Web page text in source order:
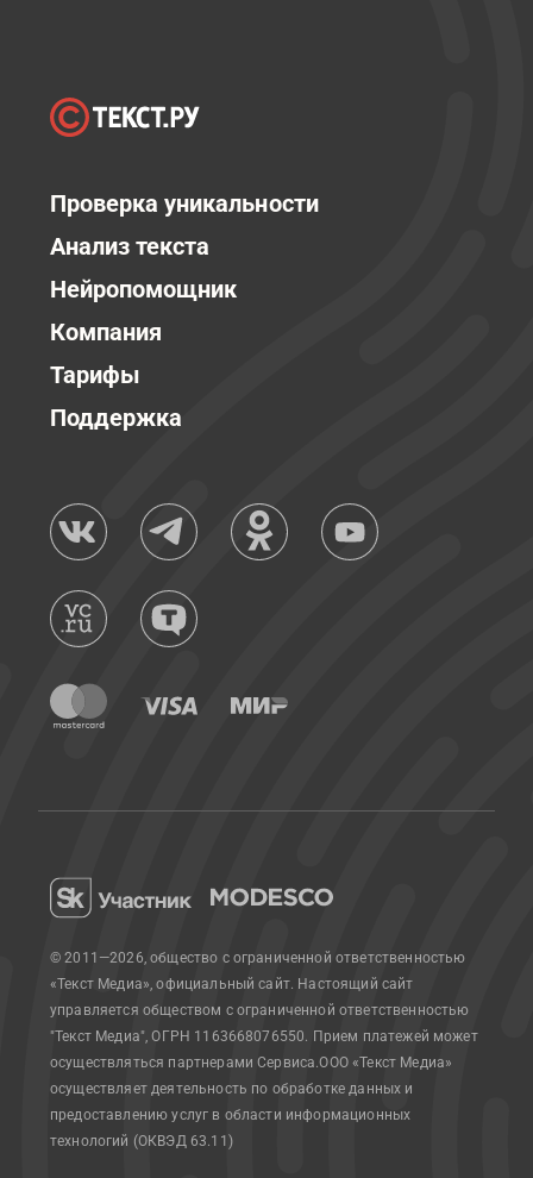
Проверка уникальности
Анализ текста
Нейропомощник
Компания
Тарифы
Поддержка
© 2011—2026, общество с ограниченной ответственностью
«Текст Медиа», официальный сайт. Настоящий сайт
управляется обществом с ограниченной ответственностью
"Текст Медиа", ОГРН 1163668076550. Прием платежей может
осуществляться партнерами Сервиса.ООО «Текст Медиа»
осуществляет деятельность по обработке данных и
предоставлению услуг в области информационных
технологий (ОКВЭД 63.11)